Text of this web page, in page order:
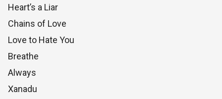
Heart’s a Liar
Chains of Love
Love to Hate You
Breathe
Always
Xanadu